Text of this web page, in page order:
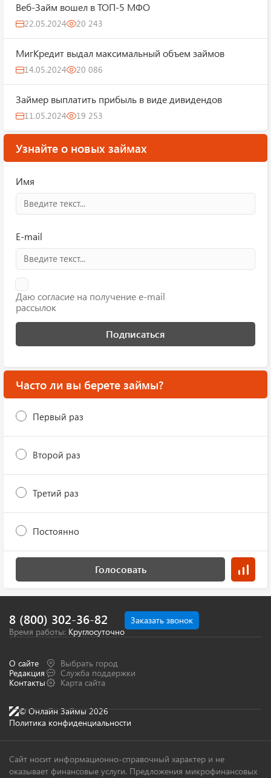
Веб-Займ вошел в ТОП-5 МФО
22.05.2024 20 243
МигКредит выдал максимальный объем займов
14.05.2024 20 086
Займер выплатить прибыль в виде дивидендов
11.05.2024 19 253
Узнайте о новых займах
Имя
E-mail
Даю согласие на получение e-mail
рассылок
Подписаться
Часто ли вы берете займы?
Первый раз
Второй раз
Третий раз
Постоянно
Голосовать
© Онлайн Займы 2026
Политика конфиденциальности
О сайте
Редакция
Контакты
Выбрать город
Служба поддержки
Карта сайта
Заказать звонок
8 (800) 302-36-82
Время работы: Круглосуточно
Сайт носит информационно-справочный характер и не
оказывает финансовые услуги. Предложения микрофинансовых